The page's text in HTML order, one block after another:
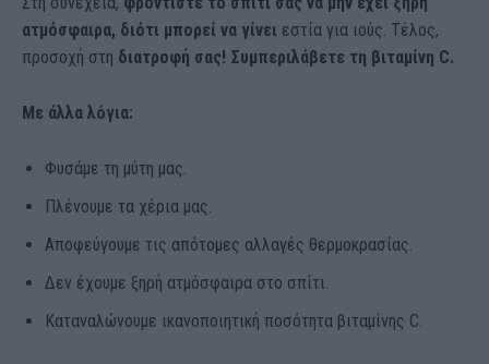
ατμόσφαιρα, διότι μπορεί να γίνει εστία για ιούς. Τέλος,
προσοχή στη διατροφή σας! Συμπεριλάβετε τη βιταμίνη C.
Με άλλα λόγια:
Φυσάμε τη μύτη μας.
Πλένουμε τα χέρια μας.
Αποφεύγουμε τις απότομες αλλαγές θερμοκρασίας.
Δεν έχουμε ξηρή ατμόσφαιρα στο σπίτι.
Καταναλώνουμε ικανοποιητική ποσότητα βιταμίνης C.